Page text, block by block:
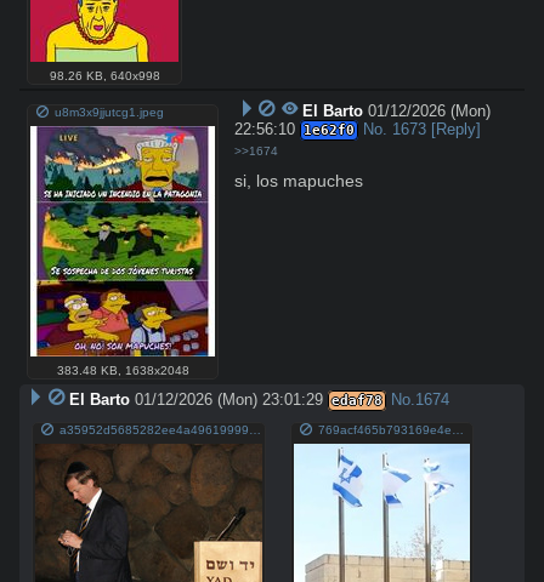
98.26 KB 640x998
u8m3x9jjutcg1.jpeg
383.48 KB, 1638x2048
El Barto 01/12/2026 (Mon)
22:56:10 1e62f0 No. 1673 [Reply]
>>1674
si, los mapuches
El Barto 01/12/2026 (Mon) 23:01:29 edaf78 No. 1674